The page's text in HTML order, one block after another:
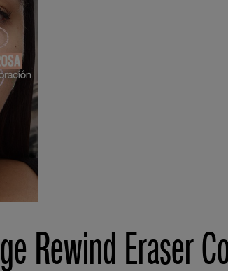
Rewind Eraser